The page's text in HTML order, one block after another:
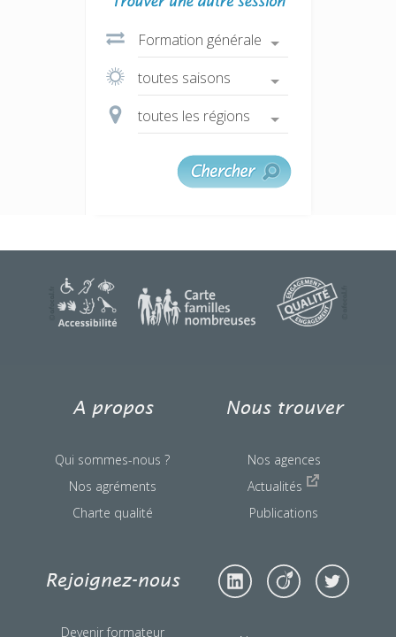
une question ?
A propos
Qui sommes-nous ?
Nos agréments
Charte qualité
Nous trouver
Nos agences
Actualités
Publications
Rejoignez-nous
Devenir formateur